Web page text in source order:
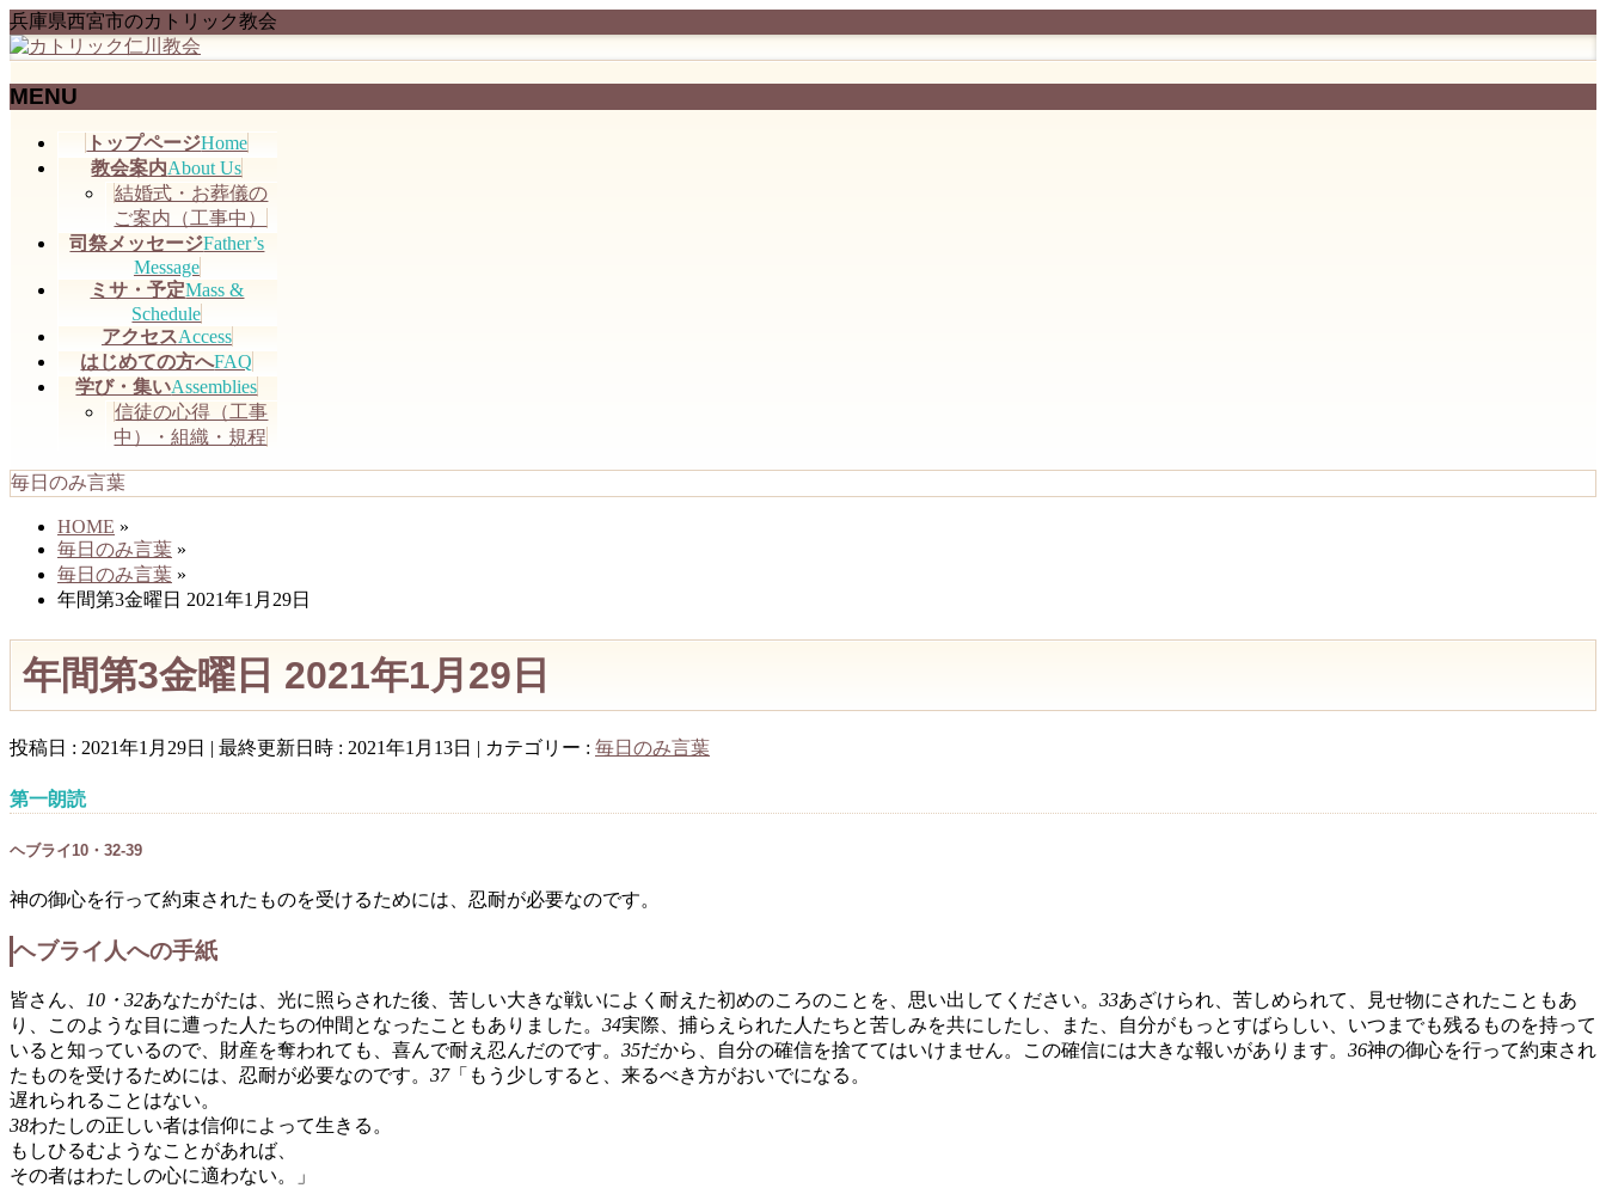
兵庫県西宮市のカトリック教会
MENU
トップページHome
教会案内About Us
結婚式・お葬儀の
ご案内（工事中）
司祭メッセージFather’s
Message
ミサ・予定Mass &
Schedule
アクセスAccess
はじめての方へFAQ
学び・集いAssemblies
信徒の心得（工事
中）・組織・規程
毎日のみ言葉
HOME »
毎日のみ言葉 »
毎日のみ言葉 »
年間第3金曜日 2021年1月29日
年間第3金曜日 2021年1月29日
投稿日 : 2021年1月29日 最終更新日時 : 2021年1月13日 カテゴリー : 毎日のみ言葉
第一朗読
ヘブライ10・32-39
神の御心を行って約束されたものを受けるためには、忍耐が必要なのです。
ヘブライ人への手紙
皆さん、 10・32あなたがたは、光に照らされた後、苦しい大きな戦いによく耐えた初めのころのことを、思い出してください。 33あざけられ、苦しめられて、見せ物にされたこともあ
り、このような目に遭った人たちの仲間となったこともありました。 34実際、捕らえられた人たちと苦しみを共にしたし、また、自分がもっとすばらしい、いつまでも残るものを持って
いると知っているので、財産を奪われても、喜んで耐え忍んだのです。 35だから、自分の確信を捨ててはいけません。この確信には大きな報いがあります。 36神の御心を行って約束され
たものを受けるためには、忍耐が必要なのです。 37「もう少しすると、来るべき方がおいでになる。
遅れられることはない。
38わたしの正しい者は信仰によって生きる。
もしひるむようなことがあれば、
その者はわたしの心に適わない。」